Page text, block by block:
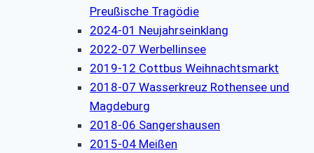
Preußische Tragödie
2024-01 Neujahrseinklang
2022-07 Werbellinsee
2019-12 Cottbus Weihnachtsmarkt
2018-07 Wasserkreuz Rothensee und
Magdeburg
2018-06 Sangershausen
2015-04 Meißen